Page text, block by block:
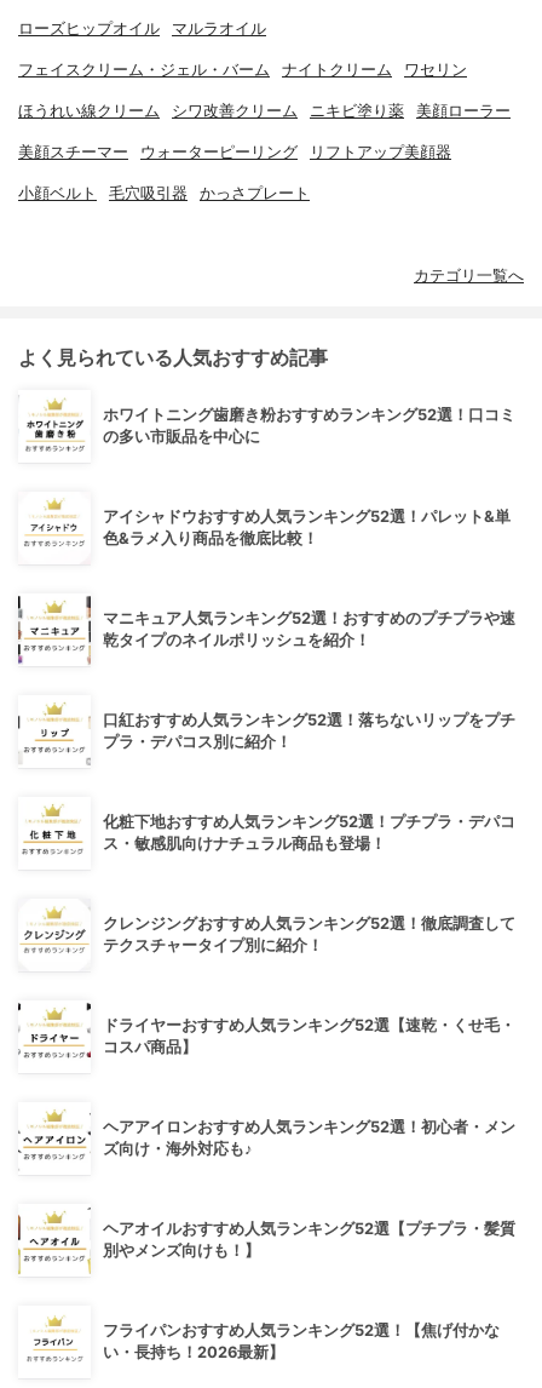
ローズヒップオイル マルラオイル
フェイスクリーム・ジェル・バーム ナイトクリーム ワセリン
ほうれい線クリーム シワ改善クリーム ニキビ塗り薬 美顔ローラー
美顔スチーマー ウォーターピーリング リフトアップ美顔器
小顔ベルト 毛穴吸引器 かっさプレート
カテゴリ一覧へ
よく見られている人気おすすめ記事
ホワイトニング歯磨き粉おすすめランキング52選！口コミ
の多い市販品を中心に
アイシャドウおすすめ人気ランキング52選！パレット&単
色&ラメ入り商品を徹底比較！
マニキュア人気ランキング52選！おすすめのプチプラや速
乾タイプのネイルポリッシュを紹介！
口紅おすすめ人気ランキング52選！落ちないリップをプチ
プラ・デパコス別に紹介！
化粧下地おすすめ人気ランキング52選！プチプラ・デパコ
ス・敏感肌向けナチュラル商品も登場！
クレンジングおすすめ人気ランキング52選！徹底調査して
テクスチャータイプ別に紹介！
ドライヤーおすすめ人気ランキング52選【速乾・くせ毛・
コスパ商品】
ヘアアイロンおすすめ人気ランキング52選！初心者・メン
ズ向け・海外対応も♪
ヘアオイルおすすめ人気ランキング52選【プチプラ・髪質
別やメンズ向けも！】
フライパンおすすめ人気ランキング52選！【焦げ付かな
い・長持ち！2026最新】